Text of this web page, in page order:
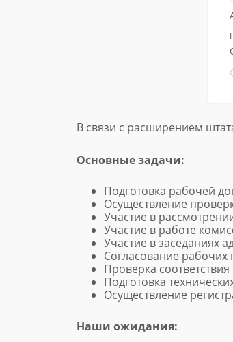
В связи с расширением
Основные задачи:
Подготовка рабочей
Осуществление
Участие в
Участие в работе
Участие в заседаниях
Согласование рабочих
Проверка
Подготовка
Осуществление
Наши ожидания: